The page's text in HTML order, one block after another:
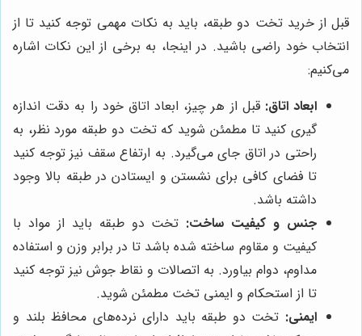
قبل از خرید تخت دو طبقه، باید به نکات مهمی توجه کنید تا از
انتخاب خود راضی باشید. در اینجا، به برخی از این نکات اشاره
می‌کنیم:
ابعاد اتاق: قبل از هر چیز، ابعاد اتاق خود را به دقت اندازه
گیری کنید تا مطمئن شوید که تخت دو طبقه مورد نظر، به
راحتی در اتاق جای می‌گیرد. به ارتفاع سقف نیز توجه کنید
تا فضای کافی برای نشستن و ایستادن در طبقه بالا وجود
داشته باشد.
جنس و کیفیت ساخت: تخت دو طبقه باید از مواد با
کیفیت و مقاوم ساخته شده باشد تا در برابر وزن و استفاده
مداوم، دوام بیاورد. به اتصالات و نقاط جوش نیز توجه کنید
تا از استحکام و ایمنی تخت مطمئن شوید.
ایمنی: تخت دو طبقه باید دارای نرده‌های محافظ بلند و